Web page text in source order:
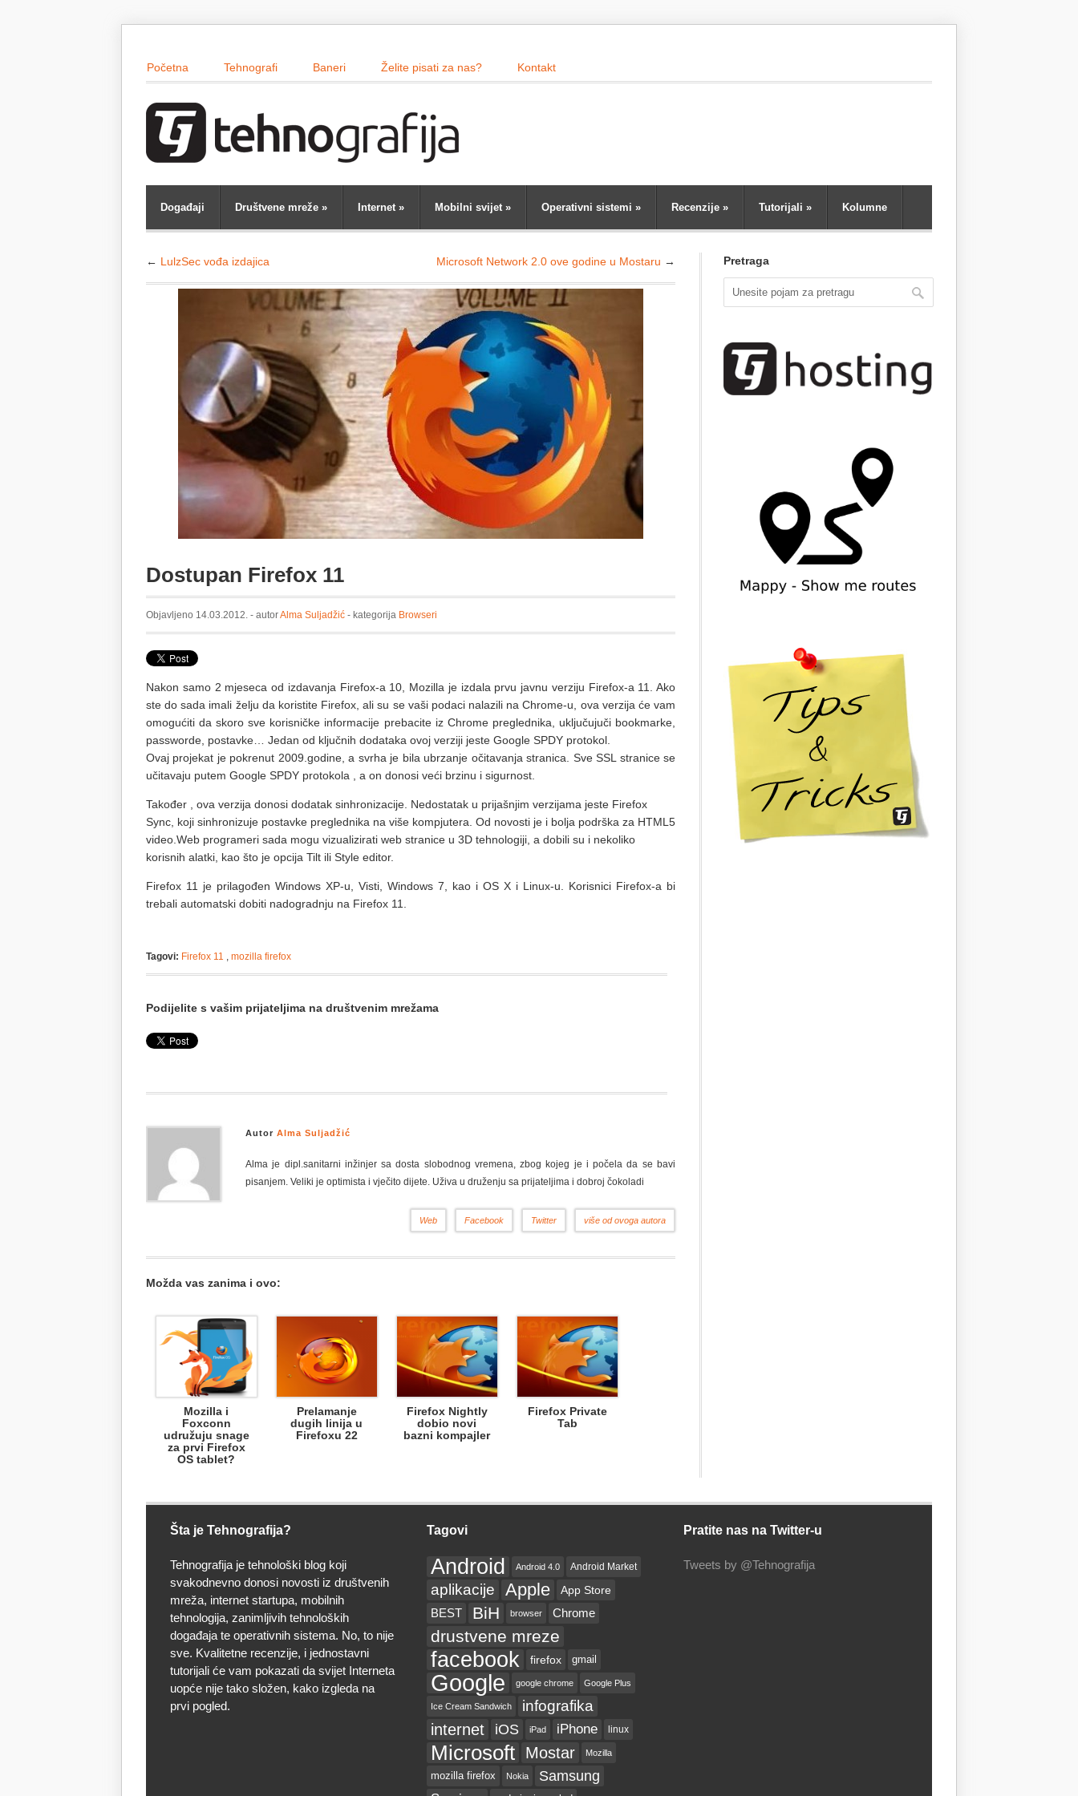
Početna Tehnografi Baneri Želite pisati za nas? Kontakt
Događaji Društvene mreže » Internet» Mobilni svijet» Operativni sistemi » Recenzije » Tutorijali » Kolumne
← LulzSec vođa izdajica Microsoft Network 2.0 ove godine u Mostaru →
Dostupan Firefox 11
Objavljeno 14.03.2012. - autorAlma Suljadžić - kategorija Browseri
Nakon samo 2 mjeseca od izdavanja Firefox-a 10, Mozilla je izdala prvu javnu verziju Firefox-a 11. Ako
ste do sada imali želju da koristite Firefox, ali su se vaši podaci nalazili na Chrome-u, ova verzija će vam
omogućiti da skoro sve korisničke informacije prebacite iz Chrome preglednika, uključujuči bookmarke,
passworde, postavke… Jedan od ključnih dodataka ovoj verziji jeste Google SPDY protokol.
Ovaj projekat je pokrenut 2009.godine, a svrha je bila ubrzanje očitavanja stranica. Sve SSL stranice se
učitavaju putem Google SPDY protokola , a on donosi veći brzinu i sigurnost.
Također , ova verzija donosi dodatak sinhronizacije. Nedostatak u prijašnjim verzijama jeste Firefox
Sync, koji sinhronizuje postavke preglednika na više kompjutera. Od novosti je i bolja podrška za HTML5
video.Web programeri sada mogu vizualizirati web stranice u 3D tehnologiji, a dobili su i nekoliko
korisnih alatki, kao što je opcija Tilt ili Style editor.
Firefox 11 je prilagođen Windows XP-u, Visti, Windows 7, kao i OS X i Linux-u. Korisnici Firefox-a bi
trebali automatski dobiti nadogradnju na Firefox 11.
Tagovi: Firefox 11 , mozilla firefox
Podijelite s vašim prijateljima na društvenim mrežama
Autor Alma Suljadžić
Alma je dipl.sanitarni inžinjer sa dosta slobodnog vremena, zbog kojeg je i počela da se bavi
pisanjem. Veliki je optimista i vječito dijete. Uživa u druženju sa prijateljima i dobroj čokoladi
više od ovoga autora
Twitter
Facebook
Web
Možda vas zanima i ovo:
Mozilla i
Foxconn
udružuju snage
za prvi Firefox
OS tablet?
Prelamanje
dugih linija u
Firefoxu 22
Firefox Nightly
dobio novi
bazni kompajler
Firefox Private
Tab
Pretraga
Šta je Tehnografija?
Tehnografija je tehnološki blog koji
svakodnevno donosi novosti iz društvenih
mreža, internet startupa, mobilnih
tehnologija, zanimljivih tehnoloških
događaja te operativnih sistema. No, to nije
sve. Kvalitetne recenzije, i jednostavni
tutorijali će vam pokazati da svijet Interneta
uopće nije tako složen, kako izgleda na
prvi pogled.
Tagovi
Android Android 4.0 Android Market
aplikacije Apple App Store
BEST BiH browser Chrome
drustvene mreze
facebook firefox gmail
Google google chrome Google Plus
Ice Cream Sandwich infografika
internet iOS iPad iPhone linux
Microsoft Mostar Mozilla
mozilla firefox Nokia Samsung
Pratite nas na Twitter-u
Tweets by @Tehnografija